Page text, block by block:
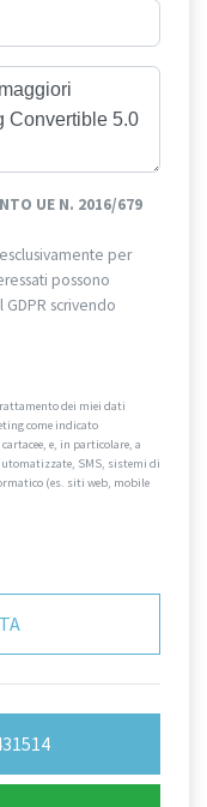
UE N. 2016/679
per
possono
scrivendo
dei miei dati
come indicato
e, in particolare, a
SMS, sistemi di
(es. siti web, mobile